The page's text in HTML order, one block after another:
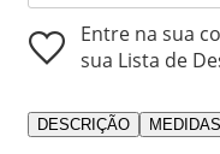
Entre na sua
sua Lista de
DESCRIÇÃO MEDIDAS